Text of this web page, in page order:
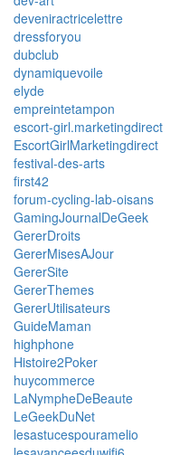
deveniractricelettre
dressforyou
dubclub
dynamiquevoile
elyde
empreintetampon
escort-girl.marketingdirect
EscortGirlMarketingdirect
festival-des-arts
first42
forum-cycling-lab-oisans
GamingJournalDeGeek
GererDroits
GererMisesAJour
GererSite
GererThemes
GererUtilisateurs
GuideMaman
highphone
Histoire2Poker
huycommerce
LaNympheDeBeaute
LeGeekDuNet
lesastucespouramelio